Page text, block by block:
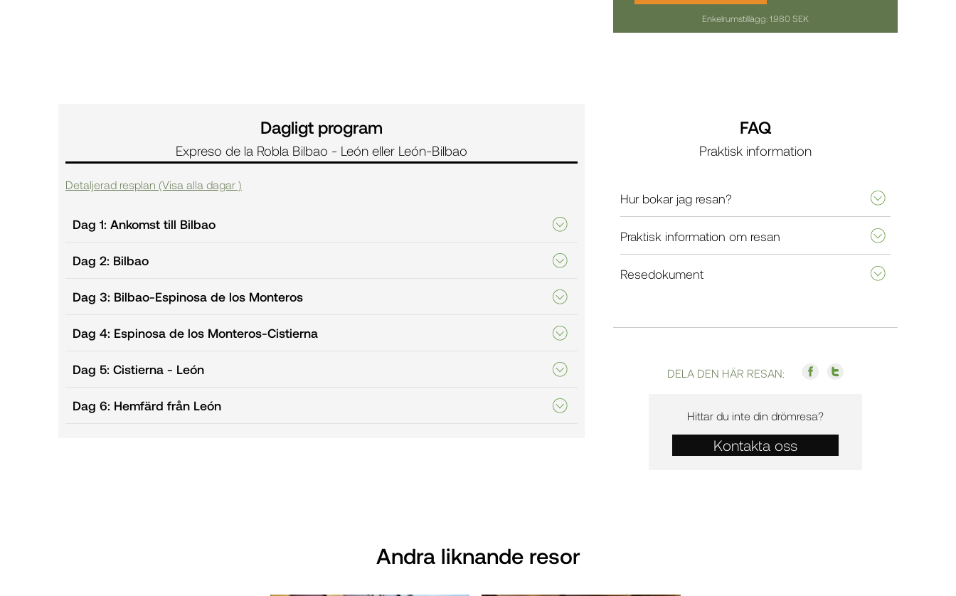
Enkelrumstillägg: 1.980 SEK
Dagligt program
Expreso de la Robla Bilbao - León eller León-Bilbao
Detaljerad resplan (Visa alla dagar )
Dag 1: Ankomst till Bilbao
Dag 2: Bilbao
Dag 3: Bilbao-Espinosa de los Monteros
Dag 4: Espinosa de los Monteros-Cistierna
Dag 5: Cistierna - León
Dag 6: Hemfärd från León
FAQ
Praktisk information
Hur bokar jag resan?
Praktisk information om resan
Resedokument
DELA DEN HÄR RESAN:
Hittar du inte din drömresa?
Kontakta oss
Andra liknande resor